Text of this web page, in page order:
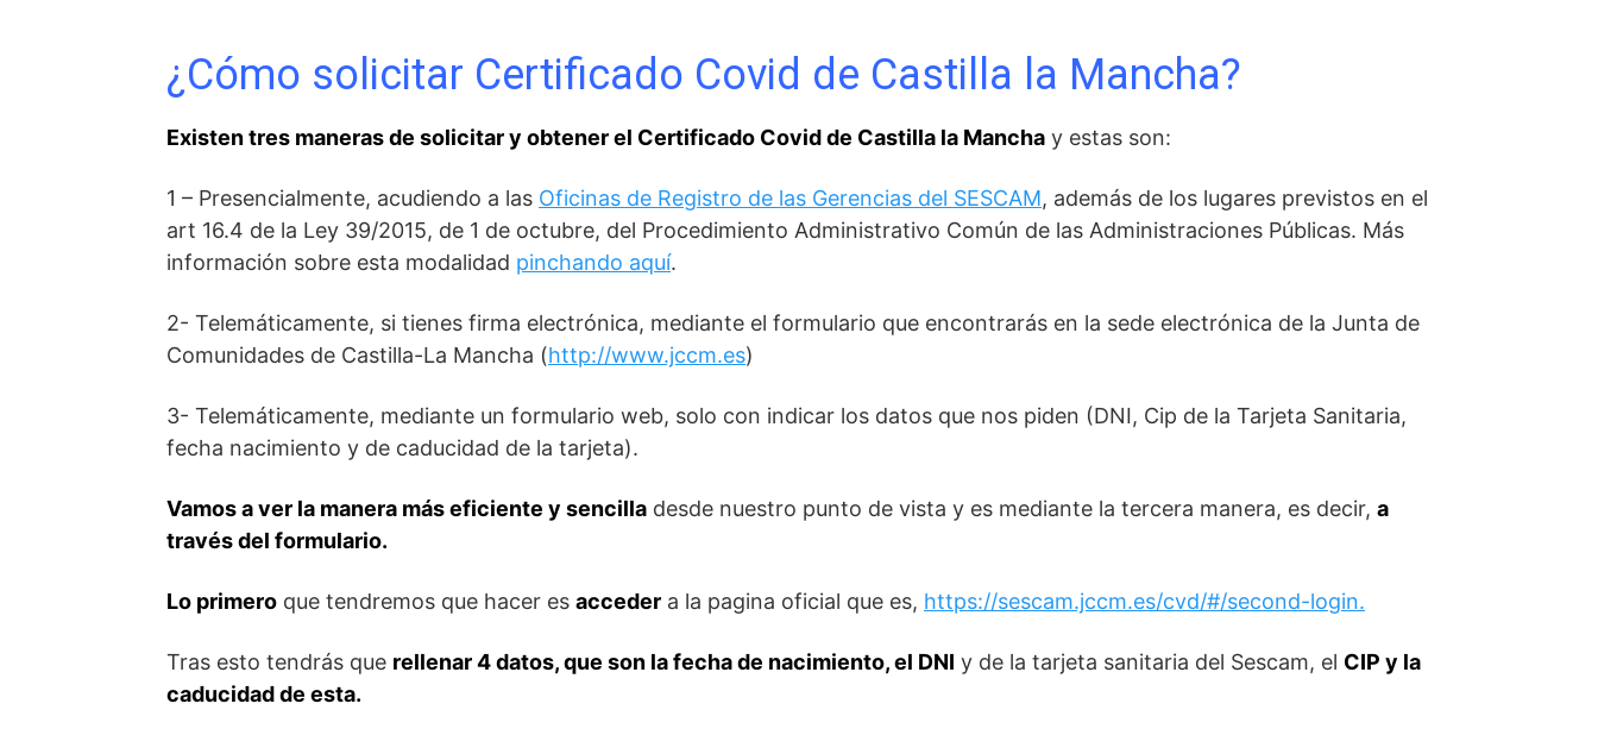
¿Cómo solicitar Certificado Covid de Castilla la Mancha?
Existen tres maneras de solicitar y obtener el Certificado Covid de Castilla la Mancha y estas son:
1 – Presencialmente, acudiendo a las Oficinas de Registro de las Gerencias del SESCAM, además de los lugares previstos en el
art 16.4 de la Ley 39/2015, de 1 de octubre, del Procedimiento Administrativo Común de las Administraciones Públicas. Más
información sobre esta modalidad pinchando aquí.
2- Telemáticamente, si tienes firma electrónica, mediante el formulario que encontrarás en la sede electrónica de la Junta de
Comunidades de Castilla-La Mancha (http://www.jccm.es)
3- Telemáticamente, mediante un formulario web, solo con indicar los datos que nos piden (DNI, Cip de la Tarjeta Sanitaria,
fecha nacimiento y de caducidad de la tarjeta).
Vamos a ver la manera más eficiente y sencilla desde nuestro punto de vista y es mediante la tercera manera, es decir, a
través del formulario.
Lo primero que tendremos que hacer es acceder a la pagina oficial que es, https://sescam.jccm.es/cvd/#/second-login.
Tras esto tendrás que rellenar 4 datos, que son la fecha de nacimiento, el DNI y de la tarjeta sanitaria del Sescam, el CIP y la
caducidad de esta.